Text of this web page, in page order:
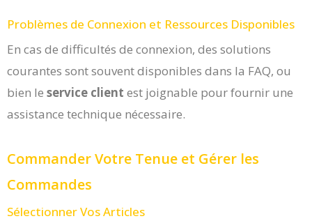
Problèmes de Connexion et Ressources Disponibles
En cas de difficultés de connexion, des solutions
courantes sont souvent disponibles dans la FAQ, ou
bien le service client est joignable pour fournir une
assistance technique nécessaire.
Commander Votre Tenue et Gérer les
Commandes
Sélectionner Vos Articles